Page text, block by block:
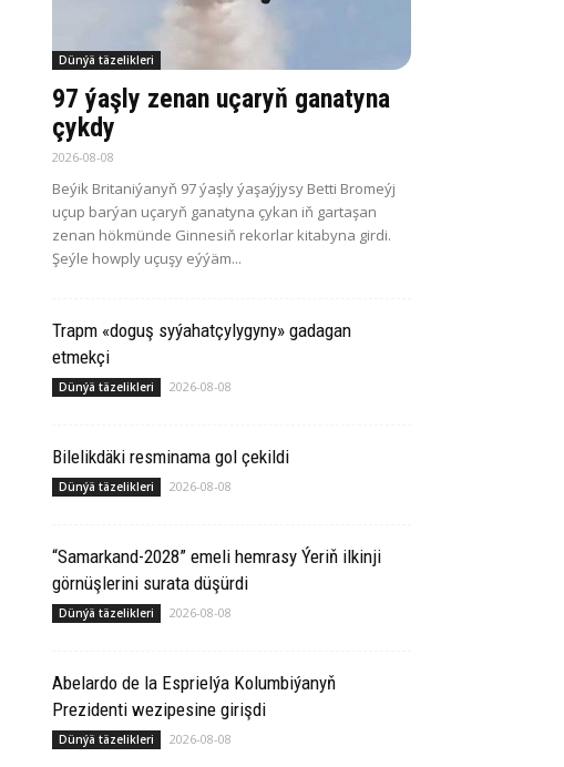
Dünýä täzelikleri
97 ýaşly zenan uçaryň ganatyna
çykdy
2026-08-08
Beýik Britaniýanyň 97 ýaşly ýaşaýjysy Betti Bromeýj
uçup barýan uçaryň ganatyna çykan iň gartaşan
zenan hökmünde Ginnesiň rekorlar kitabyna girdi.
Şeýle howply uçuşy eýýäm...
Trapm «doguş syýahatçylygyny» gadagan
etmekçi
Dünýä täzelikleri 2026-08-08
Bilelikdäki resminama gol çekildi
Dünýä täzelikleri 2026-08-08
“Samarkand-2028” emeli hemrasy Ýeriň ilkinji
görnüşlerini surata düşürdi
Dünýä täzelikleri 2026-08-08
Abelardo de la Esprielýa Kolumbiýanyň
Prezidenti wezipesine girişdi
Dünýä täzelikleri 2026-08-08